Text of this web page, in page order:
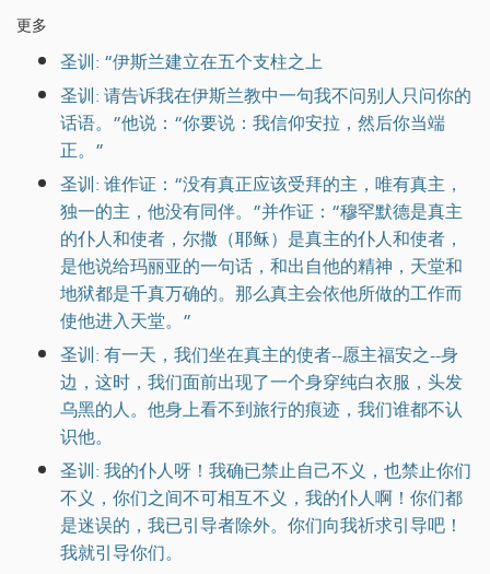
更多
圣训: “伊斯兰建立在五个支柱之上
圣训: 请告诉我在伊斯兰教中一句我不问别人只问你的
话语。”他说：“你要说：我信仰安拉，然后你当端
正。”
圣训: 谁作证：“没有真正应该受拜的主，唯有真主，
独一的主，他没有同伴。”并作证：“穆罕默德是真主
的仆人和使者，尔撒（耶稣）是真主的仆人和使者，
是他说给玛丽亚的一句话，和出自他的精神，天堂和
地狱都是千真万确的。那么真主会依他所做的工作而
使他进入天堂。”
圣训: 有一天，我们坐在真主的使者--愿主福安之--身
边，这时，我们面前出现了一个身穿纯白衣服，头发
乌黑的人。他身上看不到旅行的痕迹，我们谁都不认
识他。
圣训: 我的仆人呀！我确已禁止自己不义，也禁止你们
不义，你们之间不可相互不义，我的仆人啊！你们都
是迷误的，我已引导者除外。你们向我祈求引导吧！
我就引导你们。